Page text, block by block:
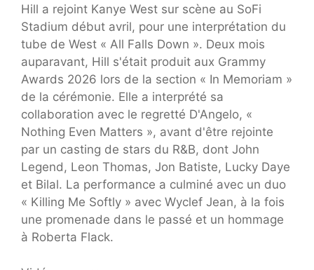
Hill a rejoint Kanye West sur scène au SoFi
Stadium début avril, pour une interprétation du
tube de West « All Falls Down ». Deux mois
auparavant, Hill s'était produit aux Grammy
Awards 2026 lors de la section « In Memoriam »
de la cérémonie. Elle a interprété sa
collaboration avec le regretté D'Angelo, «
Nothing Even Matters », avant d'être rejointe
par un casting de stars du R&B, dont John
Legend, Leon Thomas, Jon Batiste, Lucky Daye
et Bilal. La performance a culminé avec un duo
« Killing Me Softly » avec Wyclef Jean, à la fois
une promenade dans le passé et un hommage
à Roberta Flack.